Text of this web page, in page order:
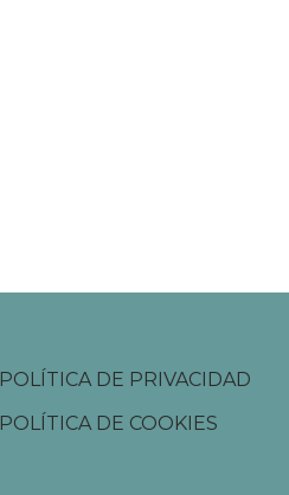
POLÍTICA DE PRIVACIDAD
POLÍTICA DE COOKIES